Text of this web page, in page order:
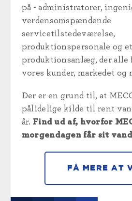
på - administratorer,
verdensomspændende
servicetilstedeværelse,
produktionspersonale og
produktionsanlæg, der alle
vores kunder, markedet og
Der er en grund til, at
pålidelige kilde til rent
år. Find ud af, hvorfor
morgendagen får sit
FÅ MERE AT